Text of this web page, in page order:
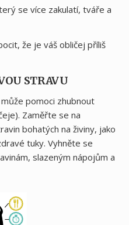
se více zakulatí, tváře a
že je váš obličej příliš
STRAVU
pomoci zhubnout
Zaměřte se na
bohatých na živiny, jako
tuky. Vyhněte se
slazeným nápojům a